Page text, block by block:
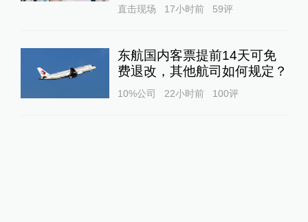
直击现场 17小时前 59评
东航国内客票提前14天可免
费退改，其他航司如何规定？
10%公司 22小时前 100评